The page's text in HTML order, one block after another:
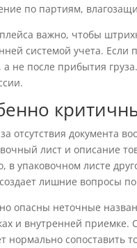
по партиям,
важно, чтобы
системой учета. Если
не после прибытия
отсутствия документа
лист и описание
в упаковочном листе
лишние вопросы
опасны неточные
и внутренней
нормально сопоставить